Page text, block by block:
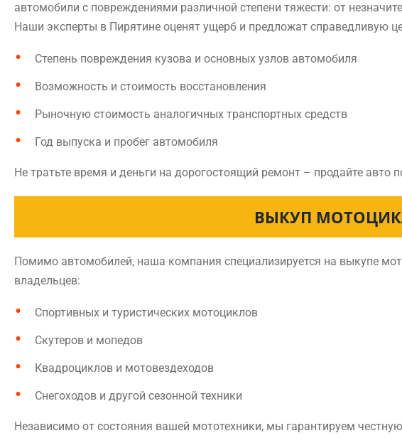
автомобили с повреждениями различной степени тяжести: от
Наши эксперты в Пирятине оценят ущерб и предложат справедливую
Степень повреждения кузова и основных узлов автомобиля
Возможность и стоимость восстановления
Рыночную стоимость аналогичных транспортных средств
Год выпуска и пробег автомобиля
Не тратьте время и деньги на дорогостоящий ремонт – продайте
ВЫКУП
Помимо автомобилей, наша компания специализируется на выкупе
владельцев:
Спортивных и туристических мотоциклов
Скутеров и мопедов
Квадроциклов и мотовездеходов
Снегоходов и другой сезонной техники
Независимо от состояния вашей мототехники, мы гарантируем